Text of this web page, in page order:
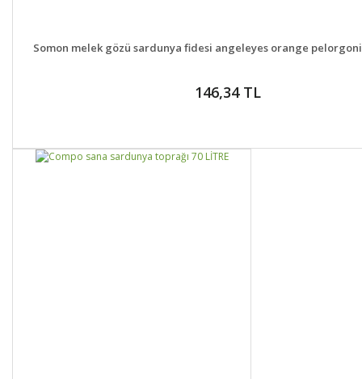
DETAYLAR SEPETE
Somon melek gözü sardunya fidesi angeleyes orange
146,34 TL